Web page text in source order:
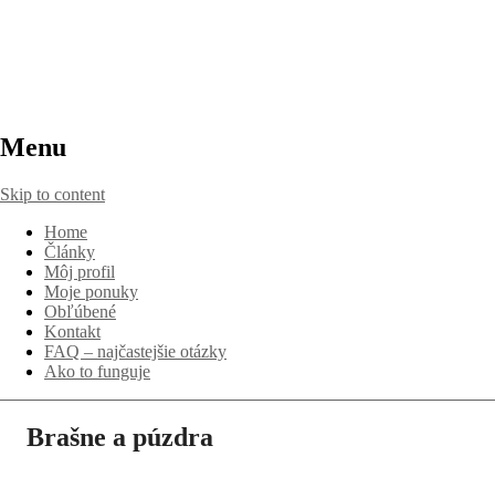
Menu
Skip to content
Home
Články
Môj profil
Moje ponuky
Obľúbené
Kontakt
FAQ – najčastejšie otázky
Ako to funguje
Brašne a púzdra